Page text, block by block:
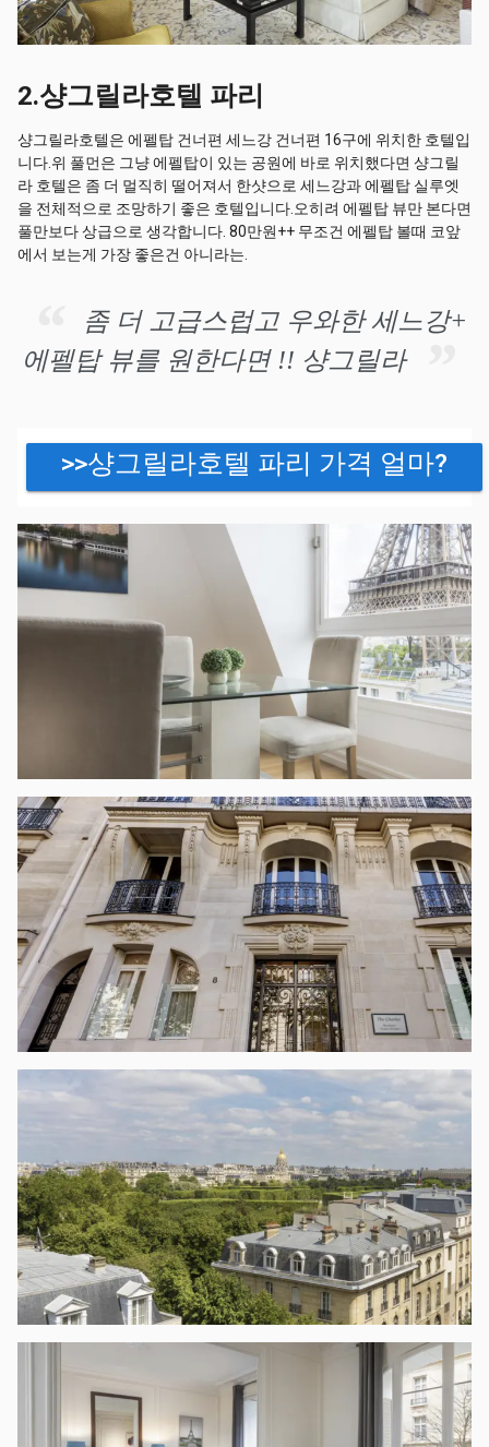
2.샹그릴라호텔 파리
샹그릴라호텔은 에펠탑 건너편 세느강 건너편 16구에 위치한 호텔입
니다.위 풀먼은 그냥 에펠탑이 있는 공원에 바로 위치했다면 샹그릴
라 호텔은 좀 더 멀직히 떨어져서 한샷으로 세느강과 에펠탑 실루엣
을 전체적으로 조망하기 좋은 호텔입니다.오히려 에펠탑 뷰만 본다면
풀만보다 상급으로 생각합니다. 80만원++ 무조건 에펠탑 볼때 코앞
에서 보는게 가장 좋은건 아니라는.
좀 더 고급스럽고 우와한 세느강+
에펠탑 뷰를 원한다면 !! 샹그릴라
>>샹그릴라호텔 파리 가격 얼마?